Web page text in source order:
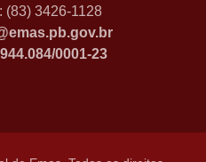
(83) 3426-1128
0001-23